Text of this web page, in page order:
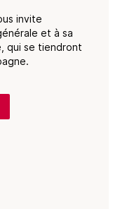
invite
et à sa
qui se tiendront